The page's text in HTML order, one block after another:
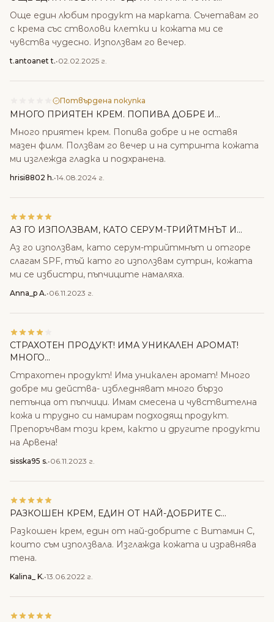
Още един любим продукт на марката. Съчетавам го
с крема със стволови клетки и кожата ми се
чувства чудесно. Използвам го вечер.
t.antoanet t.•02.02.2025 г.
Потвърдена покупка
МНОГО ПРИЯТЕН КРЕМ. ПОПИВА ДОБРЕ И...
Много приятен крем. Попива добре и не оставя
мазен филм. Ползвам го вечер и на сутринта кожата
ми изглежда гладка и подхранена.
hrisi8802 h.•14.08.2024 г.
АЗ ГО ИЗПОЛЗВАМ, КАТО СЕРУМ-ТРИЙТМНЪТ И...
Аз го използвам, като серум-трийтмнът и отгоре
слагам SPF, тъй като го използвам сутрин, кожата
ми се избистри, пъпчиците намаляха.
Anna_p A.•06.11.2023 г.
СТРАХОТЕН ПРОДУКТ! ИМА УНИКАЛЕН АРОМАТ!
МНОГО...
Страхотен продукт! Има уникален аромат! Много
добре ми действа- избледняват много бързо
петънца от пъпчици. Имам смесена и чувствителна
кожа и трудно си намирам подходящ продукт.
Препоръчвам този крем, както и другите продукти
на Арвена!
sisska95 s.•06.11.2023 г.
РАЗКОШЕН КРЕМ, ЕДИН ОТ НАЙ-ДОБРИТЕ С...
Разкошен крем, един от най-добрите с Витамин С,
които съм използвала. Изглажда кожата и изравнява
тена.
Kalina_ K.•13.06.2022 г.